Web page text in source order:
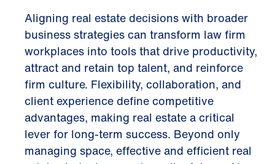
Aligning real estate decisions with broader
business strategies can transform law firm
workplaces into tools that drive productivity,
attract and retain top talent, and reinforce
firm culture. Flexibility, collaboration, and
client experience define competitive
advantages, making real estate a critical
lever for long-term success. Beyond only
managing space, effective and efficient real